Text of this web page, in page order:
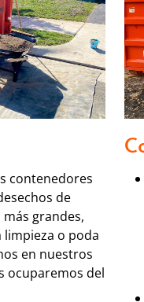
contenedores
de
grandes,
limpieza o poda
en nuestros
ocuparemos del